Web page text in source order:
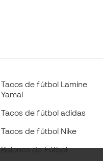
Tacos de fútbol Lamine
Yamal
Tacos de fútbol adidas
Tacos de fútbol Nike
Balones de Fútbol